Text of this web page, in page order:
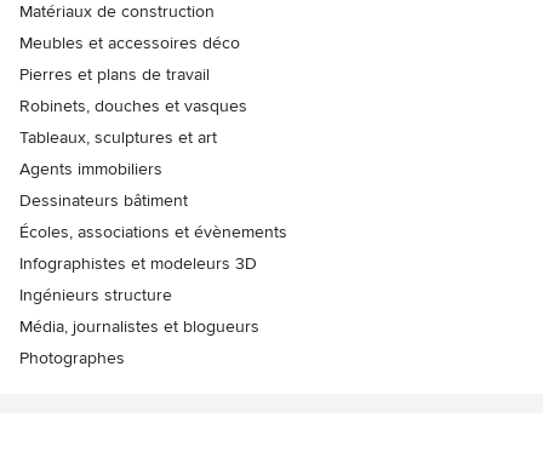
Matériaux de construction
Meubles et accessoires déco
Pierres et plans de travail
Robinets, douches et vasques
Tableaux, sculptures et art
Agents immobiliers
Dessinateurs bâtiment
Écoles, associations et évènements
Infographistes et modeleurs 3D
Ingénieurs structure
Média, journalistes et blogueurs
Photographes